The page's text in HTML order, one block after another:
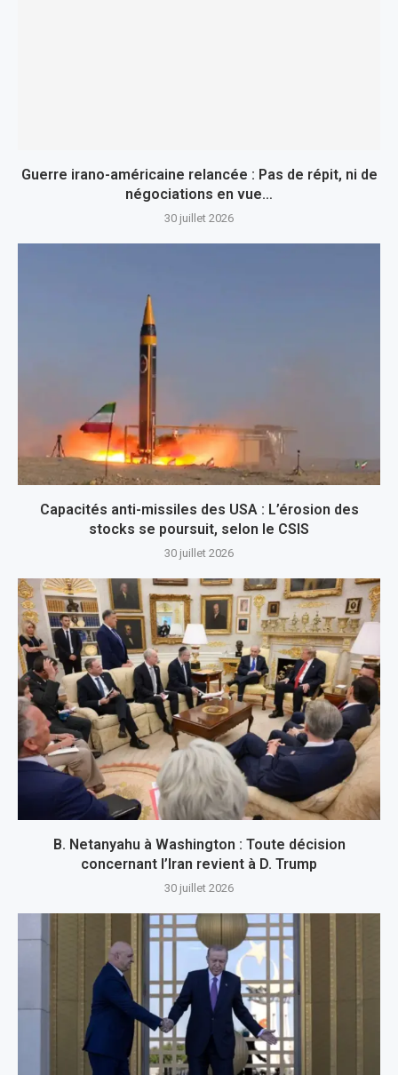
Guerre irano-américaine relancée : Pas de répit, ni de
négociations en vue…
30 juillet 2026
Capacités anti-missiles des USA : L’érosion des
stocks se poursuit, selon le CSIS
30 juillet 2026
B. Netanyahu à Washington : Toute décision
concernant l’Iran revient à D. Trump
30 juillet 2026